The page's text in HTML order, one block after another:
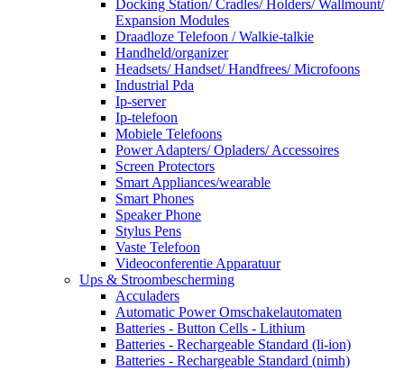
Docking Station/ Cradles/ Holders/ Wallmount/
Expansion Modules
Draadloze Telefoon / Walkie-talkie
Handheld/organizer
Headsets/ Handset/ Handfrees/ Microfoons
Industrial Pda
Ip-server
Ip-telefoon
Mobiele Telefoons
Power Adapters/ Opladers/ Accessoires
Screen Protectors
Smart Appliances/wearable
Smart Phones
Speaker Phone
Stylus Pens
Vaste Telefoon
Videoconferentie Apparatuur
Ups & Stroombescherming
Acculaders
Automatic Power Omschakelautomaten
Batteries - Button Cells - Lithium
Batteries - Rechargeable Standard (li-ion)
Batteries - Rechargeable Standard (nimh)